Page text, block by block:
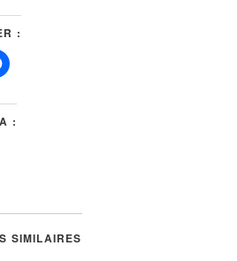
:
:
SIMILAIRES